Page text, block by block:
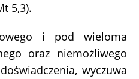
5,3).
i pod wieloma
oraz niemożliwego
wyczuwa